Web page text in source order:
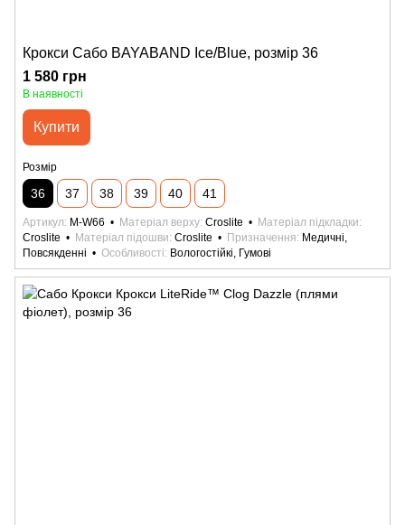
Крокси Сабо BAYABAND Ice/Blue, розмір 36
1 580 грн
В наявності
Купити
Розмір
36 37 38 39 40 41
Артикул M-W66 Матеріал верху Croslite
Матеріал підкладки
Croslite
Матеріал підошви Croslite Призначення
Медичні,
Повсякденні
Особливості Вологостійкі, Гумові